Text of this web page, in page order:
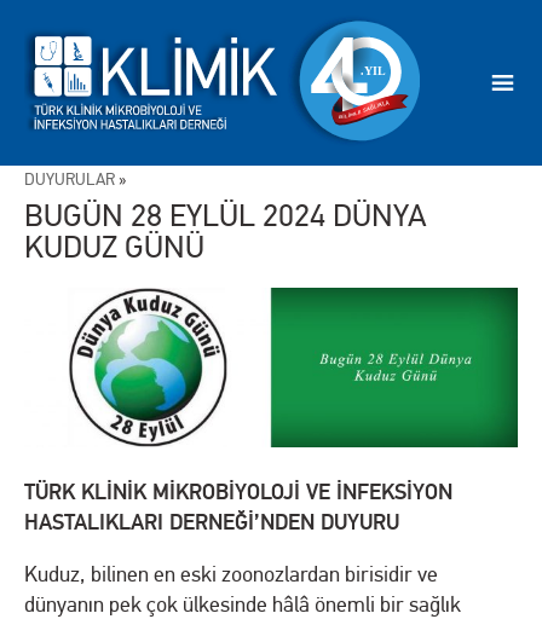
DUYURULAR »
BUGÜN 28 EYLÜL 2024 DÜNYA
KUDUZ GÜNÜ
TÜRK KLİNİK MİKROBİYOLOJİ VE İNFEKSİYON
HASTALIKLARI DERNEĞİ’NDEN DUYURU
Kuduz, bilinen en eski zoonozlardan birisidir ve
dünyanın pek çok ülkesinde hâlâ önemli bir sağlık